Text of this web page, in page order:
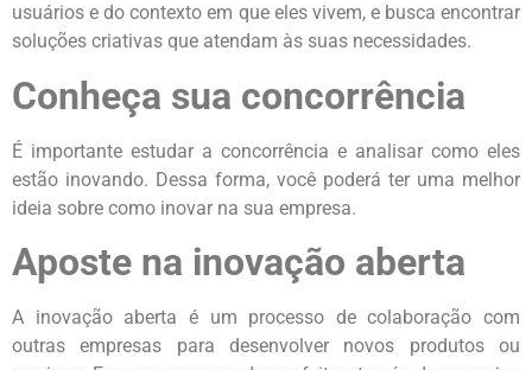
usuários e do contexto em que eles vivem, e busca encontrar
soluções criativas que atendam às suas necessidades.
Conheça sua concorrência
É importante estudar a concorrência e analisar como eles
estão inovando. Dessa forma, você poderá ter uma melhor
ideia sobre como inovar na sua empresa.
Aposte na inovação aberta
A inovação aberta é um processo de colaboração com
outras empresas para desenvolver novos produtos ou